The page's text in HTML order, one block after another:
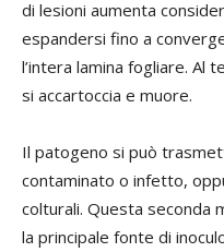
di lesioni aumenta
espandersi fino a
l’intera lamina fogliare. Al
si accartoccia e muore.
Il patogeno si può
contaminato o infetto,
colturali. Questa seconda
la principale fonte di